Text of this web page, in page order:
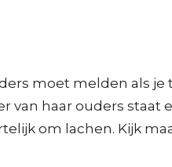
moet melden als
van haar ouders staat
om lachen. Kijk